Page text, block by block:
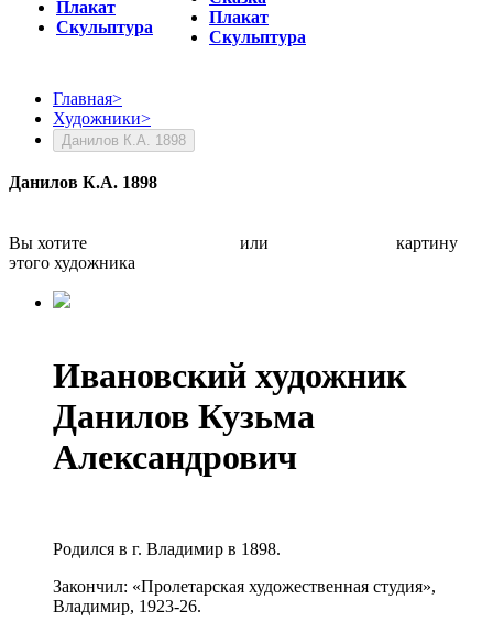
Плакат
Скульптура
Плакат
Скульптура
Главная>
Художники>
Данилов К.А. 1898
Данилов К.А. 1898
Вы хотите или
картину
этого художника
Ивановский художник
Данилов Кузьма
Александрович
Родился в г. Владимир в 1898.
Закончил: «Пролетарская художественная студия»,
Владимир, 1923-26.